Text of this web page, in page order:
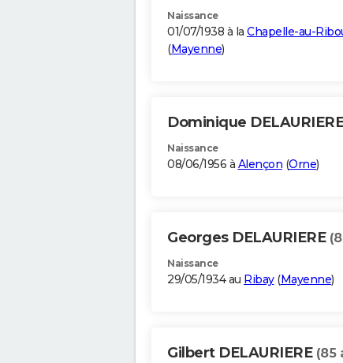
Naissance
01/07/1938 à la Chapelle-au-
(Mayenne)
Dominique
Naissance
08/06/1956 à Alençon (Orne)
Georges DELAURIERE
Naissance
29/05/1934 au Ribay(Mayenne)
Gilbert DELAURIERE (85